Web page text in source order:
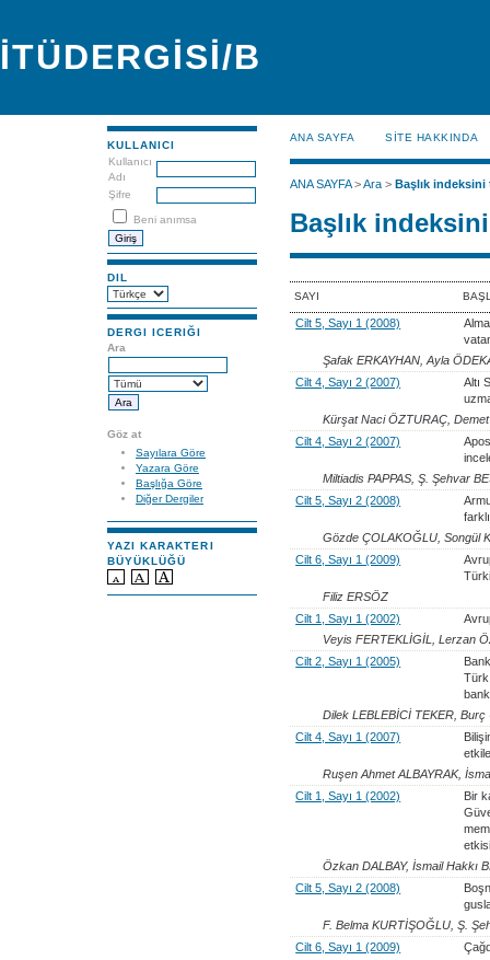
İTÜDERGİSİ/B
KULLANICI
Kullanıcı
Adı
Şifre
Beni anımsa
DIL
DERGI ICERIĞI
Ara
Göz at
Sayılara Göre
Yazara Göre
Başlığa Göre
Diğer Dergiler
YAZI KARAKTERI
BÜYÜKLÜĞÜ
ANA SAYFA SİTE HAKKINDA
ANA SAYFA>Ara> Başlık indeksini
Başlık
SAYI
Cilt 5, Sayı 1 (2008)
Şafak ERKAYHAN, Ayla
Cilt 4, Sayı 2 (2007)
Altı
Kürşat Naci ÖZTURAÇ, Demet
Cilt 4, Sayı 2 (2007)
Miltiadis PAPPAS, Ş. Şehvar
Cilt 5, Sayı 2 (2008)
Gözde ÇOLAKOĞLU, Songül
Cilt 6, Sayı 1 (2009)
Filiz ERSÖZ
Cilt 1, Sayı 1 (2002)
Veyis FERTEKLİGİL, Lerzan
Cilt 2, Sayı 1 (2005)
Türk
Dilek LEBLEBİCİ TEKER, Burç
Cilt 4, Sayı 1 (2007)
Ruşen Ahmet ALBAYRAK,
Cilt 1, Sayı 1 (2002)
Bir
Özkan DALBAY, İsmail Hakkı
Cilt 5, Sayı 2 (2008)
F. Belma KURTİŞOĞLU, Ş.
Cilt 6, Sayı 1 (2009)